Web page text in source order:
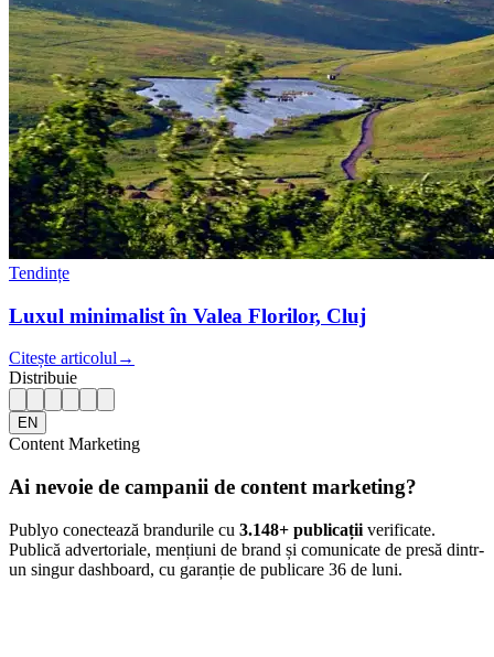
Tendințe
Luxul minimalist în Valea Florilor, Cluj
Citește articolul →
Distribuie
EN
Content Marketing
Ai nevoie de campanii de content marketing?
Publyo conectează brandurile cu 3.148+ publicații verificate.
Publică advertoriale, mențiuni de brand și comunicate de presă dintr-
un singur dashboard, cu garanție de publicare 36 de luni.